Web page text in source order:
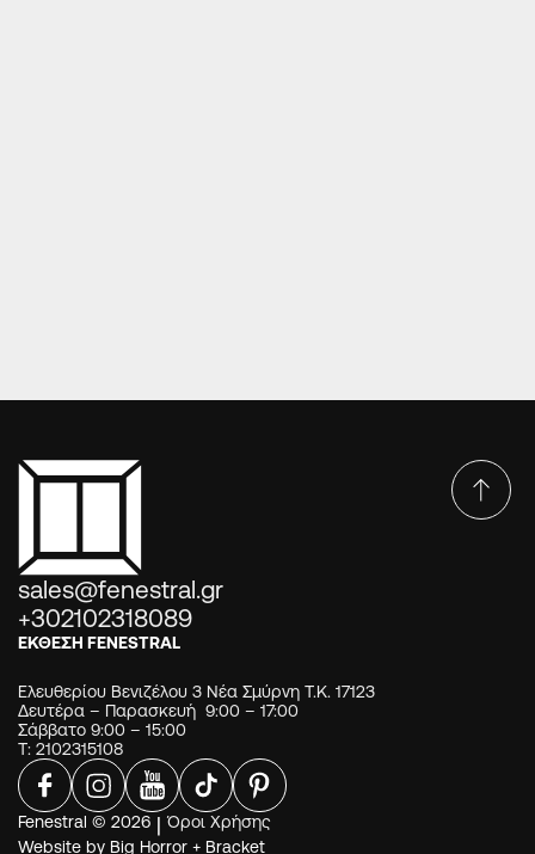
sales@fenestral.gr
+302102318089
ΕΚΘΕΣΗ FENESTRAL
Ελευθερίου Βενιζέλου 3 Νέα Σμύρνη Τ.Κ. 17123
Δευτέρα – Παρασκευή 9:00 – 17:00
Σάββατο 9:00 – 15:00
Τ: 2102315108
Fenestral © 2026 | Όροι Χρήσης
Website by Big Horror + Bracket